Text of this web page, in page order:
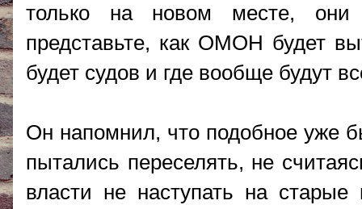
только на новом месте, они
представьте, как ОМОН будет
будет судов и где вообще будут
Он напомнил, что подобное уже
пытались переселять, не
власти не наступать на